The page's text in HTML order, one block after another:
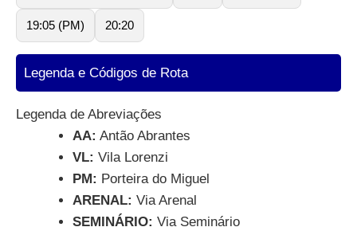
19:05 (PM) 20:20
Legenda e Códigos de Rota
Legenda de Abreviações
AA: Antão Abrantes
VL: Vila Lorenzi
PM: Porteira do Miguel
ARENAL: Via Arenal
SEMINÁRIO: Via Seminário